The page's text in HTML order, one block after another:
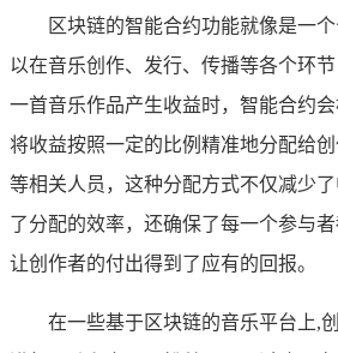
区块链的智能合约功能就像是一
以在音乐创作、发行、传播等各个环
一首音乐作品产生收益时，智能合约会
将收益按照一定的比例精准地分配给
等相关人员，这种分配方式不仅减少
了分配的效率，还确保了每一个参与者
让创作者的付出得到了应有的回报。
在一些基于区块链的音乐平台上,